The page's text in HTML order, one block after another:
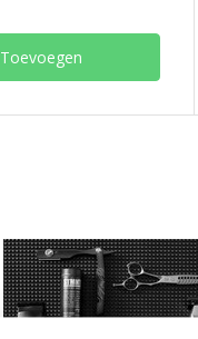
Toevoegen